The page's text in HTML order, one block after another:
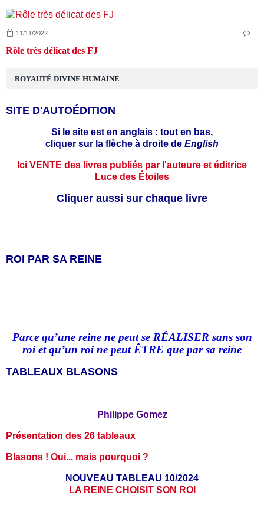
11/11/2022
Rôle très délicat des FJ
ROYAUTÉ DIVINE HUMAINE
SITE D'AUTOÉDITION
Si le site est en anglais : tout en bas,
cliquer sur la flèche à droite de English
Ici VENTE des livres publiés par l'auteure et éditrice
Luce des Étoiles
Cliquer aussi sur chaque livre
ROI PAR SA REINE
Parce qu’une reine ne peut se RÉALISER sans son
roi et qu’un roi ne peut ÊTRE que par sa reine
TABLEAUX BLASONS
Philippe Gomez
Présentation des 26 tableaux
Blasons ! Oui... mais pourquoi ?
NOUVEAU TABLEAU 10/2024
LA REINE CHOISIT SON ROI